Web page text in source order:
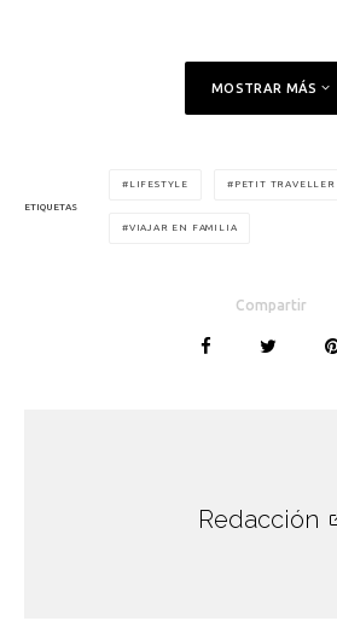
MOSTRAR MÁS
ETIQUETAS
LIFESTYLE PETIT TRAVELLER
VIAJAR EN FAMILIA
Compartir
Redacción